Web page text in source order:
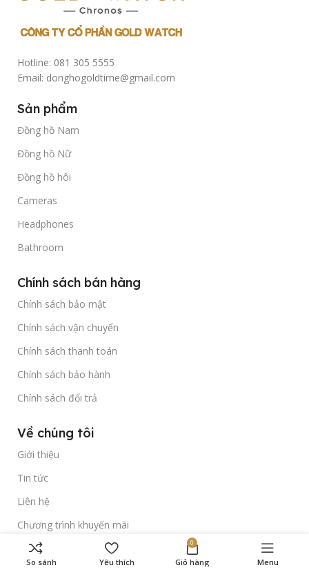
Hotline: 081 305 5555
Email: donghogoldtime@gmail.com
Sản phẩm
Đồng hồ Nam
Đồng hồ Nữ
Đồng hồ hôi
Cameras
Headphones
Bathroom
Chính sách bán hàng
Chính sách bảo mật
Chính sách vận chuyển
Chính sách thanh toán
Chính sách bảo hành
Chính sách đổi trả
Về chúng tôi
Giới thiệu
Tin tức
Liên hệ
Chương trình khuyến mãi
Theo dõi chúng tôi trên
So sánh Yêu thích
0
Giỏ hàng Menu